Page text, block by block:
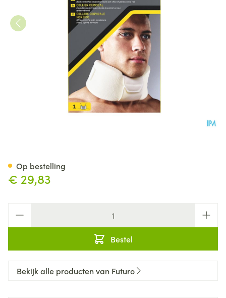
€ 29,83
Bestel
Op bestelling
Bekijk alle producten van Futuro